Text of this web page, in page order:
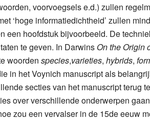
voorvoegsels e.d.) zullen
‘hoge informatiedichtheid’ zullen
een hoofdstuk bijvoorbeeld. De
te geven. In Darwins On the Origin
woorden species,varieties, hybrids,
in het Voynich manuscript als
secties van het manuscript terug
over verschillende onderwerpen
zou een vervalser in de 15de eeuw